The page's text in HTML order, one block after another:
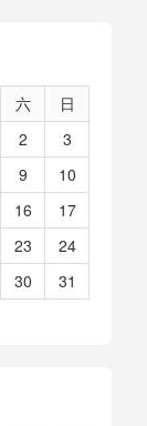
六
日
2
3
9
10
16
17
23
24
30
31